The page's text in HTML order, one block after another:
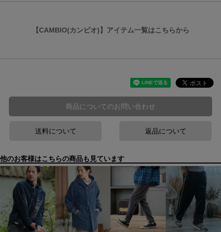
【CAMBIO(カンビオ)】アイテム一覧はこちらから
商品についてのお問い合わせ
送料について 返品について
他のお客様はこちらの商品も見ています